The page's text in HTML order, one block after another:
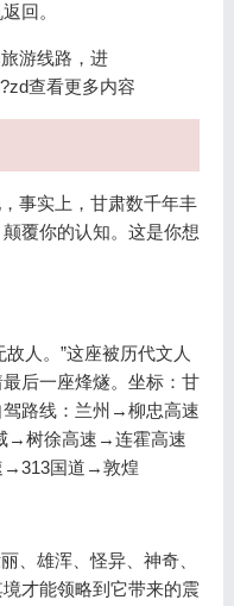
回。
游线路，进
查看更多内容
事实上，甘肃数千年丰
覆你的认知。这是你想
人。”这座被历代文人
后一座烽燧。坐标：甘
驾路线：兰州→柳忠高速
→树徐高速→连霍高速
国道→敦煌
雄浑、怪异、神奇、
才能领略到它带来的震